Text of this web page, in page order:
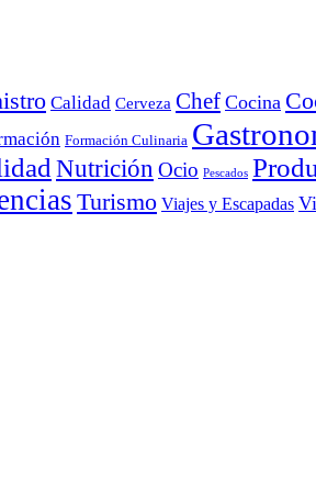
Calidad Cerveza Chef Cocina
Formación Culinaria
Nutrición Ocio Pescados
Turismo Viajes y Escapadas